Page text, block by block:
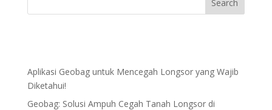
Aplikasi Geobag untuk Mencegah Longsor yang Wajib
Diketahui!
Geobag: Solusi Ampuh Cegah Tanah Longsor di